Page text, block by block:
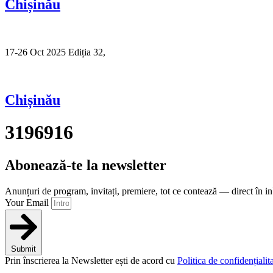
Chișinău
17-26 Oct 2025 Ediția 32,
Chișinău
3196916
Abonează-te la newsletter
Anunțuri de program, invitați, premiere, tot ce contează — direct în
Your Email
Submit
Prin înscrierea la Newsletter ești de acord cu Politica de